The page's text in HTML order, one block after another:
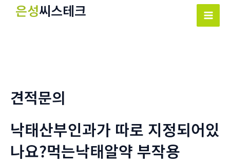
은성씨스테크
Main
견적문의
낙태산부인과가 따로 지정되어있
나요?먹는낙­태알약 부작용